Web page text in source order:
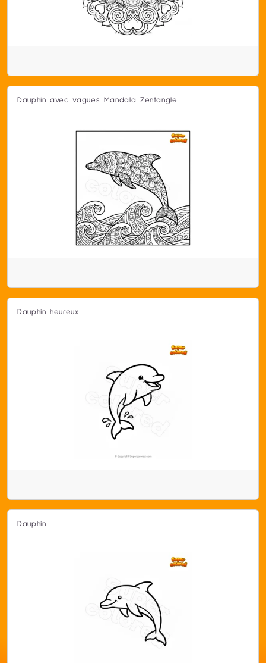
Dauphin avec vagues Mandala Zentangle
Dauphin heureux
Dauphin